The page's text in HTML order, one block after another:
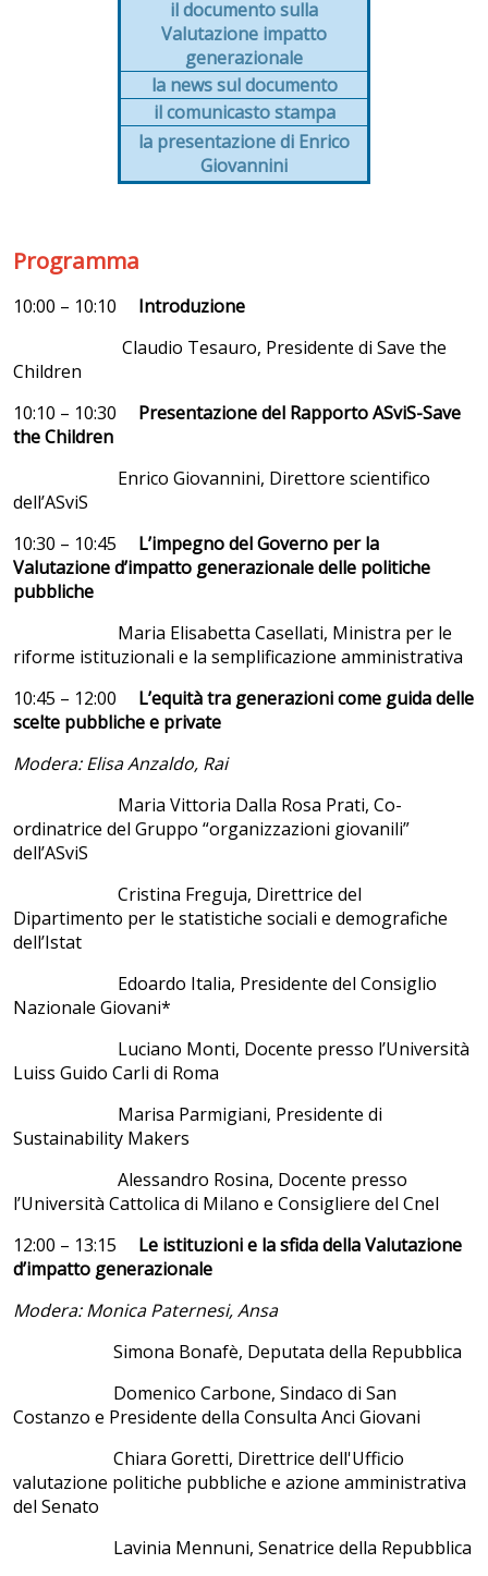
il documento sulla
Valutazione impatto
generazionale
la news sul documento
il comunicasto stampa
la presentazione di Enrico
Giovannini
Programma
10:00 – 10:10 Introduzione
Claudio Tesauro, Presidente di Save the
Children
10:10 – 10:30 Presentazione del Rapporto ASviS-Save
the Children
Enrico Giovannini, Direttore scientifico
dell’ASviS
10:30 – 10:45 L’impegno del Governo per la
Valutazione d’impatto generazionale delle politiche
pubbliche
Maria Elisabetta Casellati, Ministra per le
riforme istituzionali e la semplificazione amministrativa
10:45 – 12:00 L’equità tra generazioni come guida delle
scelte pubbliche e private
Modera: Elisa Anzaldo, Rai
Maria Vittoria Dalla Rosa Prati, Co-
ordinatrice del Gruppo “organizzazioni giovanili”
dell’ASviS
Cristina Freguja, Direttrice del
Dipartimento per le statistiche sociali e demografiche
dell’Istat
Edoardo Italia, Presidente del Consiglio
Nazionale Giovani*
Luciano Monti, Docente presso l’Università
Luiss Guido Carli di Roma
Marisa Parmigiani, Presidente di
Sustainability Makers
Alessandro Rosina, Docente presso
l’Università Cattolica di Milano e Consigliere del Cnel
12:00 – 13:15 Le istituzioni e la sfida della Valutazione
d’impatto generazionale
Modera: Monica Paternesi, Ansa
Simona Bonafè, Deputata della Repubblica
Domenico Carbone, Sindaco di San
Costanzo e Presidente della Consulta Anci Giovani
Chiara Goretti, Direttrice dell'Ufficio
valutazione politiche pubbliche e azione amministrativa
del Senato
Lavinia Mennuni, Senatrice della Repubblica